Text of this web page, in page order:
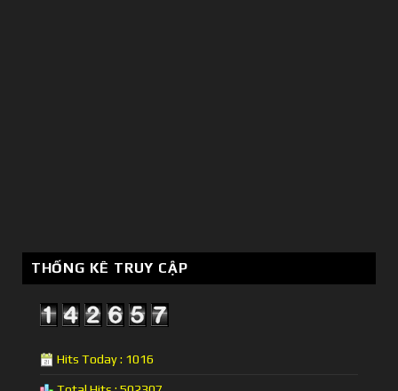
THỐNG KÊ TRUY CẬP
Hits Today : 1016